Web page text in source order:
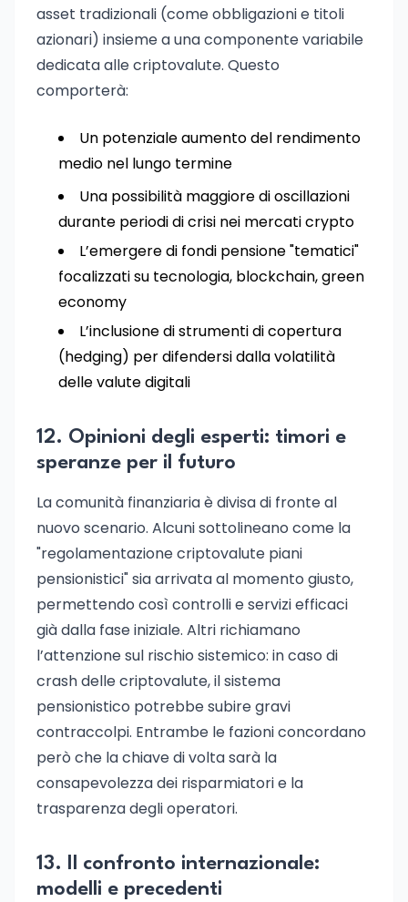
asset tradizionali (come obbligazioni e titoli
azionari) insieme a una componente variabile
dedicata alle criptovalute. Questo
comporterà:
Un potenziale aumento del rendimento
medio nel lungo termine
Una possibilità maggiore di oscillazioni
durante periodi di crisi nei mercati crypto
L’emergere di fondi pensione "tematici"
focalizzati su tecnologia, blockchain, green
economy
L’inclusione di strumenti di copertura
(hedging) per difendersi dalla volatilità
delle valute digitali
12. Opinioni degli esperti: timori e
speranze per il futuro
La comunità finanziaria è divisa di fronte al
nuovo scenario. Alcuni sottolineano come la
"regolamentazione criptovalute piani
pensionistici" sia arrivata al momento giusto,
permettendo così controlli e servizi efficaci
già dalla fase iniziale. Altri richiamano
l’attenzione sul rischio sistemico: in caso di
crash delle criptovalute, il sistema
pensionistico potrebbe subire gravi
contraccolpi. Entrambe le fazioni concordano
però che la chiave di volta sarà la
consapevolezza dei risparmiatori e la
trasparenza degli operatori.
13. Il confronto internazionale:
modelli e precedenti